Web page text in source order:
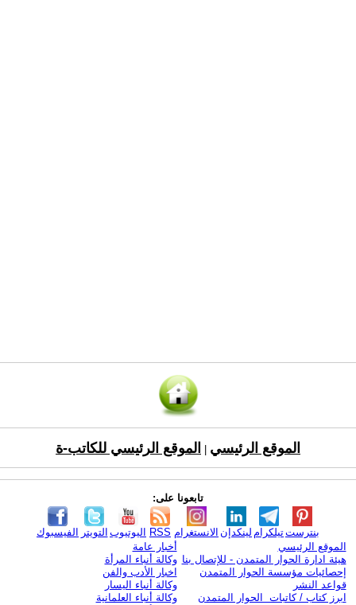
الموقع الرئيسي الموقع الرئيسي للكاتب-ة
تابعونا على:
الفيسبوك التويتر اليوتيوب RSS الانستغرام لينكدإن تيلكرامبنترست
الموقع الرئيسي
هيئة ادارة الحوار المتمدن - للإتصال بنا
إحصائيات مؤسسة الحوار المتمدن
قواعد النشر
ابرز كتاب / كاتبات الحوار المتمدن
أخبار عامة
وكالة أنباء المرأة
اخبار الأدب والفن
وكالة أنباء اليسار
وكالة أنباء العلمانية